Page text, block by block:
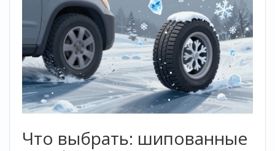
Что выбрать: шипованные